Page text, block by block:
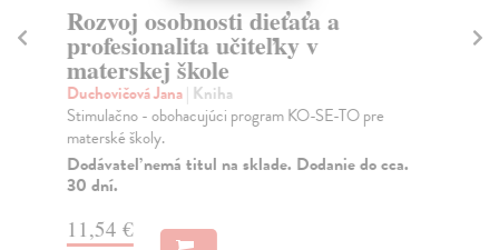
Rozvoj osobnosti dieťaťa a
profesionalita učiteľky v
materskej škole
Duchovičová Jana| Kniha
Stimulačno - obohacujúci program KO-SE-TO pre
materské školy.
Dodávateľ nemá titul na sklade. Dodanie do cca.
30 dní.
11,54 €